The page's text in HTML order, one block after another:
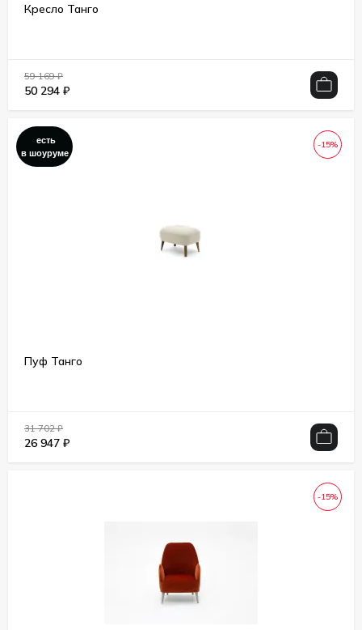
Кресло Танго
59 169₽
50 294 ₽
-15%
есть
в шоуруме
Пуф Танго
31 702₽
26 947 ₽
-15%